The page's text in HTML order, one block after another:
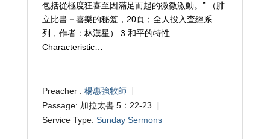
包括從極度狂喜至因滿足而起的微微激動。” （腓
立比書－喜樂的秘笈，20頁；全人投入查經系
列，作者：林漢星） 3 和平的特性
Characteristic…
Preacher : 楊惠強牧師
Passage: 加拉太書 5：22-23
Service Type: Sunday Sermons